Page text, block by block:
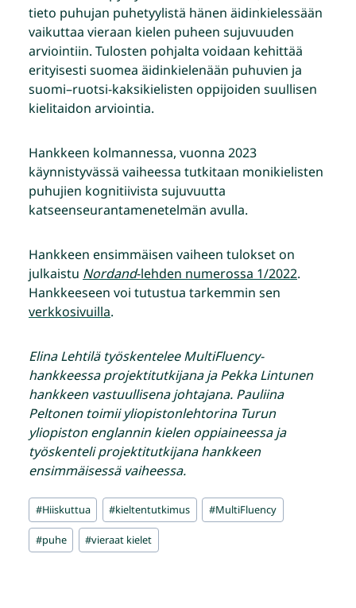
tieto puhujan puhetyylistä hänen äidinkielessään
vaikuttaa vieraan kielen puheen sujuvuuden
arviointiin. Tulosten pohjalta voidaan kehittää
erityisesti suomea äidinkielenään puhuvien ja
suomi–ruotsi-kaksikielisten oppijoiden suullisen
kielitaidon arviointia.
Hankkeen kolmannessa, vuonna 2023
käynnistyvässä vaiheessa tutkitaan monikielisten
puhujien kognitiivista sujuvuutta
katseenseurantamenetelmän avulla.
Hankkeen ensimmäisen vaiheen tulokset on
julkaistu Nordand-lehden numerossa 1/2022.
Hankkeeseen voi tutustua tarkemmin sen
verkkosivuilla.
Elina Lehtilä työskentelee MultiFluency-
hankkeessa projektitutkijana ja Pekka Lintunen
hankkeen vastuullisena johtajana. Pauliina
Peltonen toimii yliopistonlehtorina Turun
yliopiston englannin kielen oppiaineessa ja
työskenteli projektitutkijana hankkeen
ensimmäisessä vaiheessa.
Avainsanat:
#Hiiskuttua #kieltentutkimus #MultiFluency
#puhe #vieraat kielet